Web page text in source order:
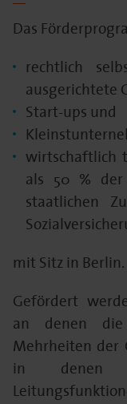
Das
rechtlich
ausgerichtete
Start-ups und
wirtschaftlich
als 50 %
staatlichen
mit Sitz in Berlin.
Gefördert
an denen die
Mehrheiten der
in denen